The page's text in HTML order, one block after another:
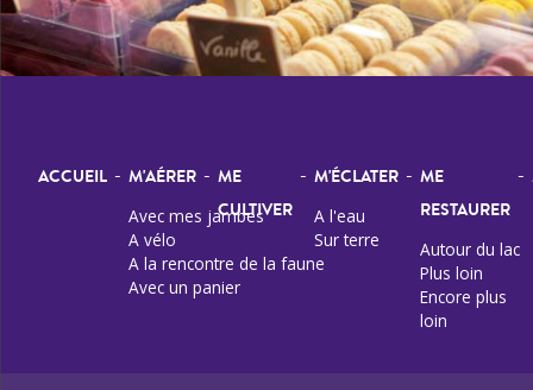
ACCUEIL - M'AÉRER
Avec mes jambes
A vélo
A la rencontre de la faune
Avec un panier
- ME
CULTIVER
- M'ÉCLATER
A l'eau
Sur terre
- ME
RESTAURER
Autour du lac
Plus loin
Encore plus
loin
-